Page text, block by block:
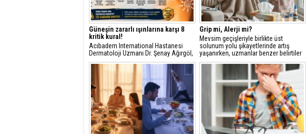
Güneşin zararlı ışınlarına karşı 8
kritik kural!
Acıbadem International Hastanesi
Dermatoloji Uzmanı Dr. Şenay Ağırgöl,
bu nedenle cildimizi yaz aylarında
güneş ışınlarından mutlaka korumamız
Grip mi, Alerji mi?
Mevsim geçişleriyle birlikte üst
solunum yolu şikayetlerinde artış
yaşanırken, uzmanlar benzer belirtiler
gösteren grip ve alerjinin
karıştırılmaması gerektiği konusunda
uyarıda bulundu.